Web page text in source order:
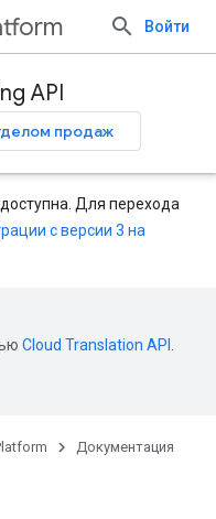
Войти
API
продаж
Для перехода
с версии 3 на
Cloud Translation API
Документация